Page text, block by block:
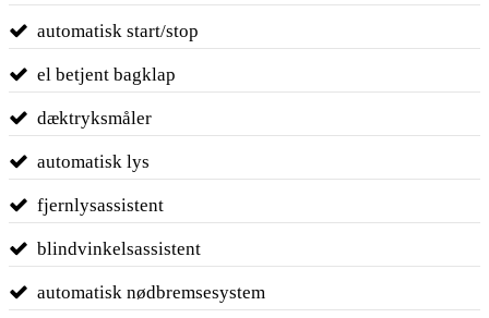
automatisk start/stop
el betjent bagklap
dæktryksmåler
automatisk lys
fjernlysassistent
blindvinkelsassistent
automatisk nødbremsesystem